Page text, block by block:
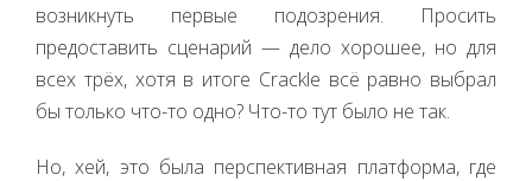
возникнуть первые подозрения. Просить
предоставить сценарий — дело хорошее, но для
всех трёх, хотя в итоге Crackle всё равно выбрал
бы только что-то одно? Что-то тут было не так.
Но, хей, это была перспективная платформа, где